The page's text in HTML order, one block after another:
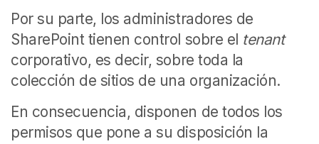
Por su parte, los administradores de
SharePoint tienen control sobre el tenant
corporativo, es decir, sobre toda la
colección de sitios de una organización.
En consecuencia, disponen de todos los
permisos que pone a su disposición la